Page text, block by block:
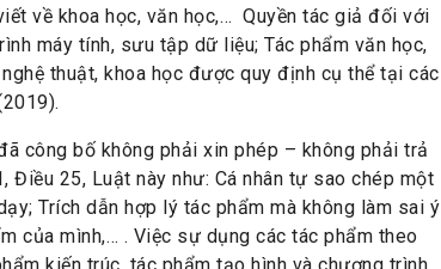
về khoa học, văn học,… Quyền tác giả đối với
máy tính, sưu tập dữ liệu; Tác phẩm văn học,
thuật, khoa học được quy định cụ thể tại các
công bố không phải xin phép – không phải trả
25, Luật này như: Cá nhân tự sao chép một
Trích dẫn hợp lý tác phẩm mà không làm sai ý
của mình,… . Việc sự dụng các tác phẩm theo